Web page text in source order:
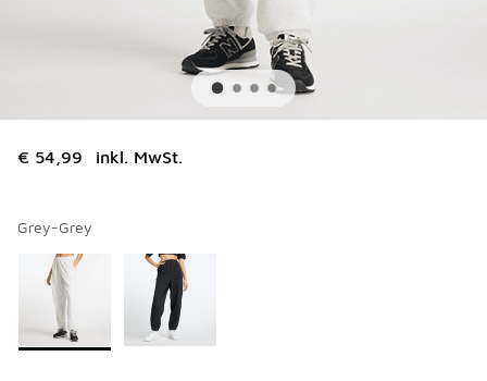
€ 54,99 inkl. MwSt.
Grey-Grey
Seite 1 von 1 zeigt die Farben 1 bis 2 von 2 an.
Bitte wählen Sie einen Stil aus